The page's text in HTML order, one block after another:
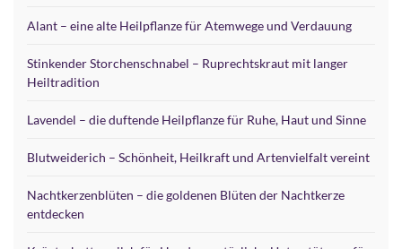
Alant – eine alte Heilpflanze für Atemwege und Verdauung
Stinkender Storchenschnabel – Ruprechtskraut mit langer
Heiltradition
Lavendel – die duftende Heilpflanze für Ruhe, Haut und Sinne
Blutweiderich – Schönheit, Heilkraft und Artenvielfalt vereint
Nachtkerzenblüten – die goldenen Blüten der Nachtkerze
entdecken